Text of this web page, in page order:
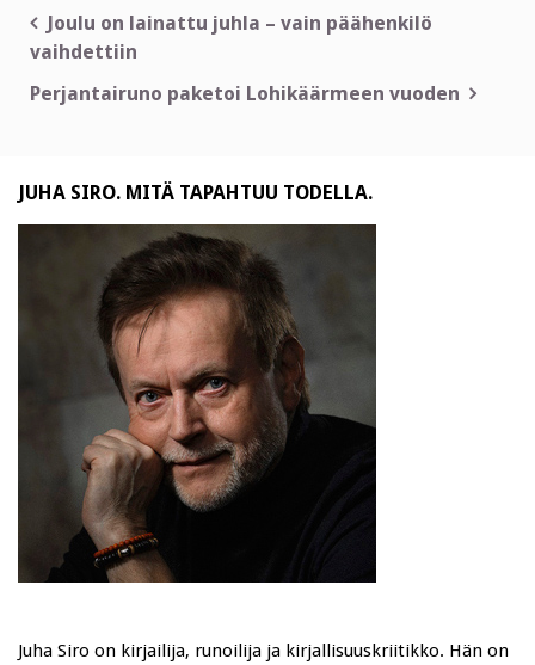
Artikkelien
selaus
Joulu on lainattu juhla – vain päähenkilö
vaihdettiin
Perjantairuno paketoi Lohikäärmeen vuoden
JUHA SIRO. MITÄ TAPAHTUU TODELLA.
Juha Siro on kirjailija, runoilija ja kirjallisuuskriitikko. Hän on